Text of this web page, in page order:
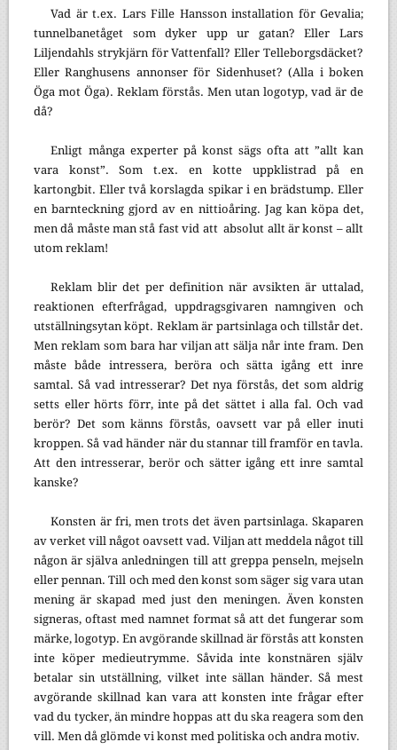
Vad är t.ex. Lars Fille Hansson installation för Gevalia;
tunnelbanetåget som dyker upp ur gatan? Eller Lars
Liljendahls strykjärn för Vattenfall? Eller Telleborgsdäcket?
Eller Ranghusens annonser för Sidenhuset? (Alla i boken
Öga mot Öga). Reklam förstås. Men utan logotyp, vad är de
då?
Enligt många experter på konst sägs ofta att ”allt kan
vara konst”. Som t.ex. en kotte uppklistrad på en
kartongbit. Eller två korslagda spikar i en brädstump. Eller
en barnteckning gjord av en nittioåring. Jag kan köpa det,
men då måste man stå fast vid att absolut allt är konst – allt
utom reklam!
Reklam blir det per definition när avsikten är uttalad,
reaktionen efterfrågad, uppdragsgivaren namngiven och
utställningsytan köpt. Reklam är partsinlaga och tillstår det.
Men reklam som bara har viljan att sälja når inte fram. Den
måste både intressera, beröra och sätta igång ett inre
samtal. Så vad intresserar? Det nya förstås, det som aldrig
setts eller hörts förr, inte på det sättet i alla fal. Och vad
berör? Det som känns förstås, oavsett var på eller inuti
kroppen. Så vad händer när du stannar till framför en tavla.
Att den intresserar, berör och sätter igång ett inre samtal
kanske?
Konsten är fri, men trots det även partsinlaga. Skaparen
av verket vill något oavsett vad. Viljan att meddela något till
någon är själva anledningen till att greppa penseln, mejseln
eller pennan. Till och med den konst som säger sig vara utan
mening är skapad med just den meningen. Även konsten
signeras, oftast med namnet format så att det fungerar som
märke, logotyp. En avgörande skillnad är förstås att konsten
inte köper medieutrymme. Såvida inte konstnären själv
betalar sin utställning, vilket inte sällan händer. Så mest
avgörande skillnad kan vara att konsten inte frågar efter
vad du tycker, än mindre hoppas att du ska reagera som den
vill. Men då glömde vi konst med politiska och andra motiv.